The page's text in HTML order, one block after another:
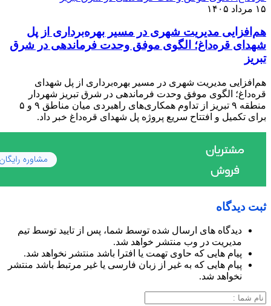
۱۵ مرداد ۱۴۰۵
هم‌افزایی مدیریت شهری در مسیر بهره‌برداری از پل
شهدای قره‌داغ؛ الگوی موفق وحدت فرماندهی در شرق
تبریز
هم‌افزایی مدیریت شهری در مسیر بهره‌برداری از پل شهدای
قره‌داغ؛ الگوی موفق وحدت فرماندهی در شرق تبریز شهردار
منطقه ۹ تبریز از تداوم همکاری‌های راهبردی میان مناطق ۹ و ۵
برای تکمیل و افتتاح سریع پروژه پل شهدای قره‌داغ خبر داد.
ثبت دیدگاه
دیدگاه های ارسال شده توسط شما، پس از تایید توسط تیم
مدیریت در وب منتشر خواهد شد.
پیام هایی که حاوی تهمت یا افترا باشد منتشر نخواهد شد.
پیام هایی که به غیر از زبان فارسی یا غیر مرتبط باشد منتشر
نخواهد شد.